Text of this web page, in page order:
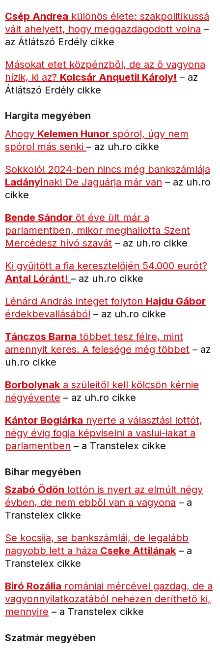
Csép Andrea különös élete: szakpolitikussá
vált ahelyett, hogy meggazdagodott volna –
az Átlátszó Erdély cikke
Másokat etet közpénzből, de az ő vagyona
hízik, ki az? Kolcsár Anquetil Károly! – az
Átlátszó Erdély cikke
Hargita megyében
Ahogy Kelemen Hunor spórol, úgy nem
spórol más senki – az uh.ro cikke
Sokkoló! 2024-ben nincs még bankszámlája
Ladányinak! De Jaguárja már van – az uh.ro
cikke
Bende Sándor öt éve ült már a
parlamentben, mikor meghallotta Szent
Mercédesz hívó szavát – az uh.ro cikke
Ki gyűjtött a fia keresztelőjén 54.000 eurót?
Antal Lóránt! – az uh.ro cikke
Lénárd András integet folyton Hajdu Gábor
érdekbevallásából – az uh.ro cikke
Tánczos Barna többet tesz félre, mint
amennyit keres. A felesége még többet – az
uh.ro cikke
Borbolynak a szüleitől kell kölcsön kérnie
négyévente – az uh.ro cikke
Kántor Boglárka nyerte a választási lottót,
négy évig fogja képviselni a vaslui-iakat a
parlamentben – a Transtelex cikke
Bihar megyében
Szabó Ödön lottón is nyert az elmúlt négy
évben, de nem ebből van a vagyona – a
Transtelex cikke
Se kocsija, se bankszámlái, de legalább
nagyobb lett a háza Cseke Attilának – a
Transtelex cikke
Biró Rozália romániai mércével gazdag, de a
vagyonnyilatkozatából nehezen deríthető ki,
mennyire – a Transtelex cikke
Szatmár megyében